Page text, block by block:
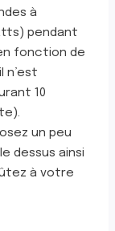
à
pendant
fonction de
n’est
10
un peu
dessus ainsi
à votre